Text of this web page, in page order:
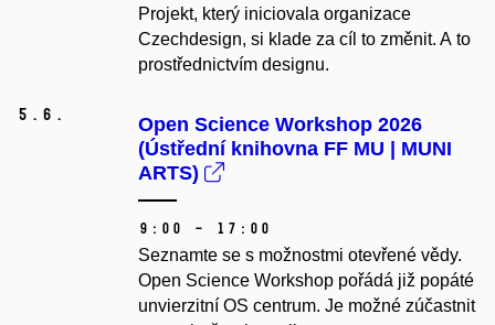
Projekt, který iniciovala organizace
Czechdesign, si klade za cíl to změnit. A to
prostřednictvím designu.
5. 6.
Open Science Workshop 2026
(Ústřední knihovna FF MU | MUNI
ARTS)
9:00 – 17:00
Seznamte se s možnostmi otevřené vědy.
Open Science Workshop pořádá již popáté
unvierzitní OS centrum. Je možné zúčastnit